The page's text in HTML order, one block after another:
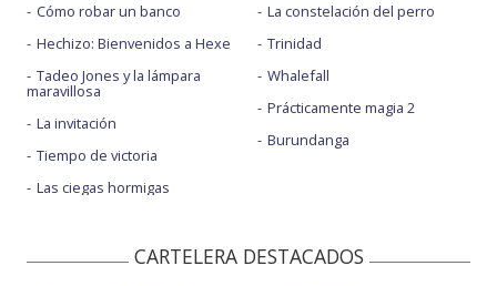
Cómo robar un banco
Hechizo: Bienvenidos a Hexe
Tadeo Jones y la lámpara
maravillosa
La invitación
Tiempo de victoria
Las ciegas hormigas
La constelación del perro
Trinidad
Whalefall
Prácticamente magia 2
Burundanga
CARTELERA DESTACADOS